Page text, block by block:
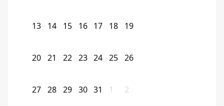
13 14 15 16 17 18 19
20 21 22 23 24 25 26
27 28 29 30 31 1 2